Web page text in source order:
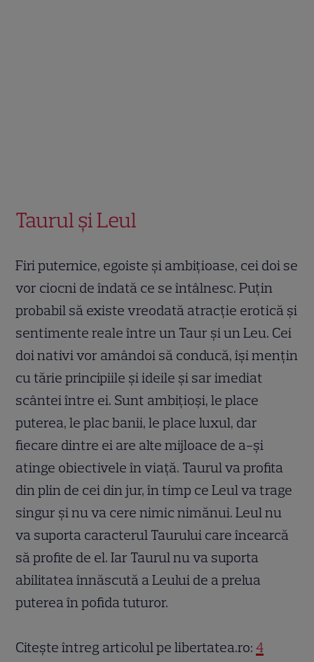
Taurul și Leul
Firi puternice, egoiste și ambițioase, cei doi se
vor ciocni de îndată ce se întâlnesc. Puțin
probabil să existe vreodată atracție erotică și
sentimente reale între un Taur și un Leu. Cei
doi nativi vor amândoi să conducă, își mențin
cu tărie principiile și ideile și sar imediat
scântei între ei. Sunt ambițioși, le place
puterea, le plac banii, le place luxul, dar
fiecare dintre ei are alte mijloace de a-și
atinge obiectivele în viață. Taurul va profita
din plin de cei din jur, în timp ce Leul va trage
singur și nu va cere nimic nimănui. Leul nu
va suporta caracterul Taurului care încearcă
să profite de el. Iar Taurul nu va suporta
abilitatea înnăscută a Leului de a prelua
puterea în pofida tuturor.
Citeşte întreg articolul pe libertatea.ro: 4